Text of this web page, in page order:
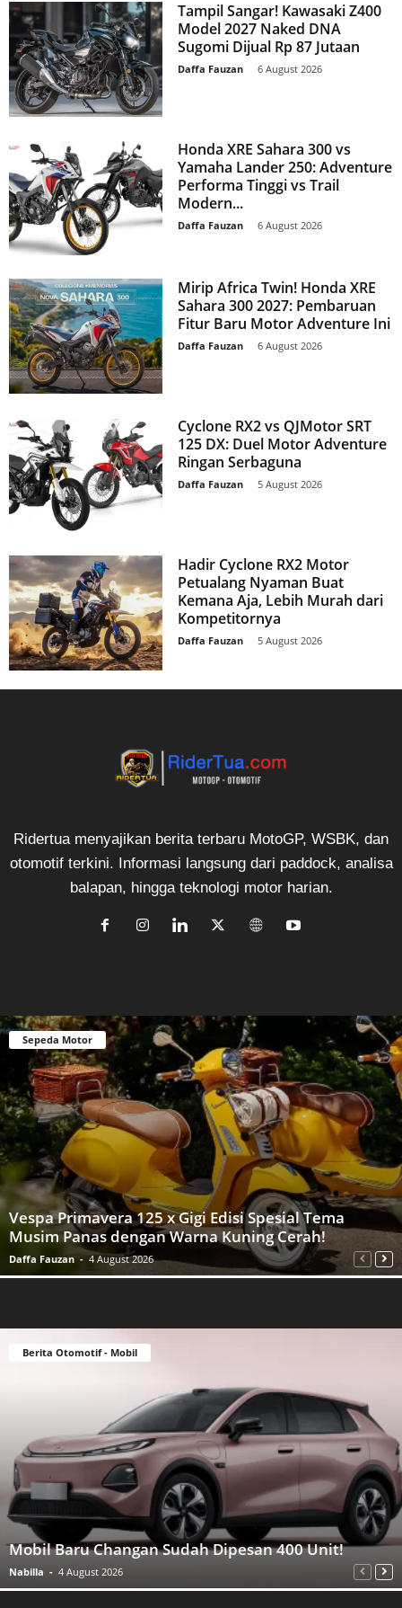
Tampil Sangar! Kawasaki Z400
Model 2027 Naked DNA
Sugomi Dijual Rp 87 Jutaan
Daffa Fauzan 6 August 2026
Honda XRE Sahara 300 vs
Yamaha Lander 250: Adventure
Performa Tinggi vs Trail
Modern...
Daffa Fauzan 6 August 2026
Mirip Africa Twin! Honda XRE
Sahara 300 2027: Pembaruan
Fitur Baru Motor Adventure Ini
Daffa Fauzan 6 August 2026
Cyclone RX2 vs QJMotor SRT
125 DX: Duel Motor Adventure
Ringan Serbaguna
Daffa Fauzan 5 August 2026
Hadir Cyclone RX2 Motor
Petualang Nyaman Buat
Kemana Aja, Lebih Murah dari
Kompetitornya
Daffa Fauzan 5 August 2026
Ridertua menyajikan berita terbaru MotoGP, WSBK, dan
otomotif terkini. Informasi langsung dari paddock, analisa
balapan, hingga teknologi motor harian.
Sepeda Motor
Vespa Primavera 125 x Gigi Edisi Spesial Tema
Musim Panas dengan Warna Kuning Cerah!
Daffa Fauzan - 4 August 2026
Berita Otomotif - Mobil
Mobil Baru Changan Sudah Dipesan 400 Unit!
Nabilla - 4 August 2026